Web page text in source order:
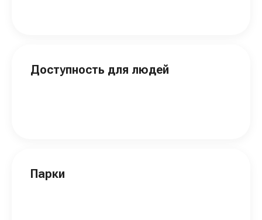
Доступность для людей
Парки